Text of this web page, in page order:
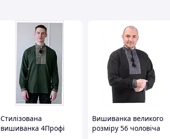
Стилізована
вишиванка 4Профі
Вишиванка великого
розміру 56 чоловіча